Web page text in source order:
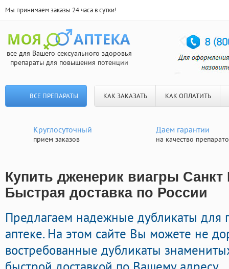
Мы принимаем заказы 24 часа в сутки!
все для Вашего сексуального здоровья
препараты для повышения потенции
ВСЕ ПРЕПАРАТЫ КАК ЗАКАЗАТЬ КАК ОПЛАТИТЬ
Круглосуточный
прием заказов
Даем гарантии
на качество
Купить дженерик виагры Санкт
Быстрая доставка по России
Предлагаем надежные дубликаты для
аптеке. На этом сайте Вы можете не
востребованные дубликаты